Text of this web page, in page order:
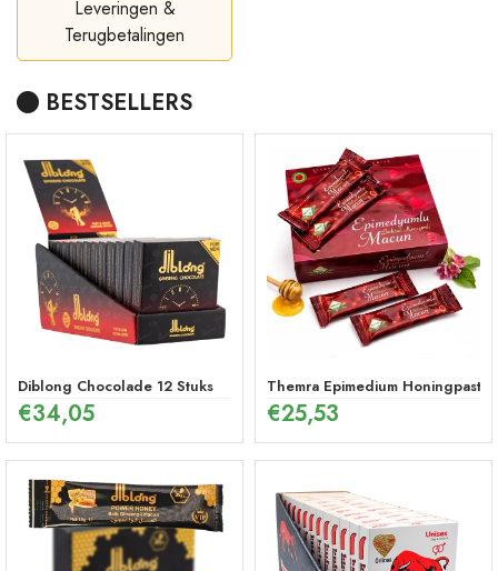
Leveringen &
Terugbetalingen
BESTSELLERS
Diblong Chocolade 12 Stuks
€34,05
Themra Epimedium
€25,53